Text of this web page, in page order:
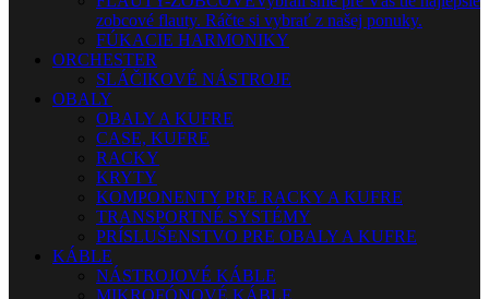
zobcové flauty. Ráčte si vybrať z našej ponuky.
FÚKACIE HARMONIKY
ORCHESTER
SLÁČIKOVÉ NÁSTROJE
OBALY
OBALY A KUFRE
CASE, KUFRE
RACKY
KRYTY
KOMPONENTY PRE RACKY A KUFRE
TRANSPORTNÉ SYSTÉMY
PRÍSLUŠENSTVO PRE OBALY A KUFRE
KÁBLE
NÁSTROJOVÉ KÁBLE
MIKROFÓNOVÉ KÁBLE